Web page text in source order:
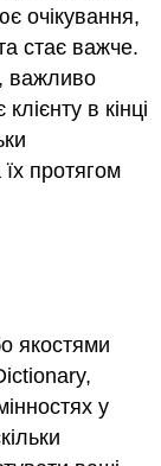
очікування,
стає важче.
важливо
в кінці
протягом
якостями
у